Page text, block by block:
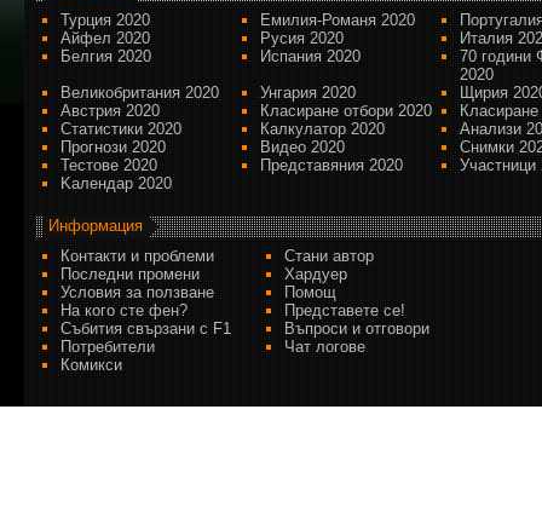
Турция 2020
Емилия-Романя 2020
Айфел 2020
Русия 2020
Италия
Белгия 2020
Испания 2020
70 години
2020
Великобритания 2020
Унгария 2020
Щирия
Австрия 2020
Класиране отбори 2020
Статистики 2020
Калкулатор 2020
Анализи
Прогнози 2020
Видео 2020
Снимки
Тестове 2020
Представяния 2020
Участници
Kалендар 2020
Информация
Контакти и проблеми
Стани автор
Последни промени
Хардуер
Условия за ползване
Помощ
На кого сте фен?
Представете се!
Събития свързани с F1
Въпроси и отговори
Потребители
Чат логове
Комикси